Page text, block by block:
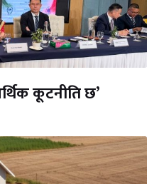
कूटनीति छ’